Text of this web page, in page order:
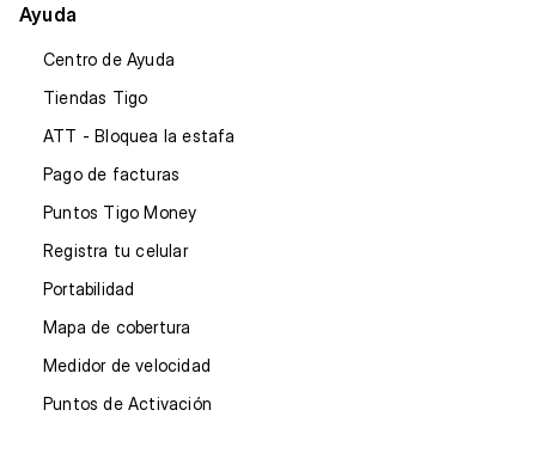
Ayuda
Centro de Ayuda
Tiendas Tigo
ATT - Bloquea la estafa
Pago de facturas
Puntos Tigo Money
Registra tu celular
Portabilidad
Mapa de cobertura
Medidor de velocidad
Puntos de Activación